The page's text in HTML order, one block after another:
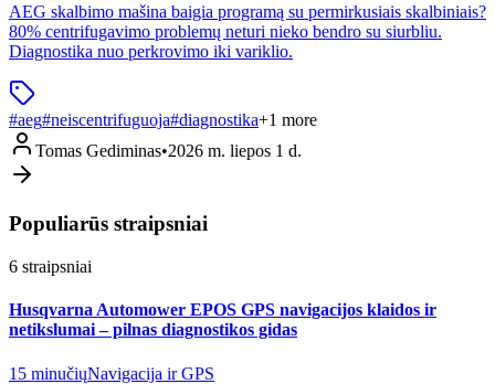
AEG skalbimo mašina baigia programą su permirkusiais skalbiniais?
80% centrifugavimo problemų neturi nieko bendro su siurbliu.
Diagnostika nuo perkrovimo iki variklio.
#aeg#neiscentrifuguoja#diagnostika+1 more
Tomas Gediminas•2026 m. liepos 1 d.
Populiarūs straipsniai
6 straipsniai
Husqvarna Automower EPOS GPS navigacijos klaidos ir
netikslumai – pilnas diagnostikos gidas
15 minučiųNavigacija ir GPS